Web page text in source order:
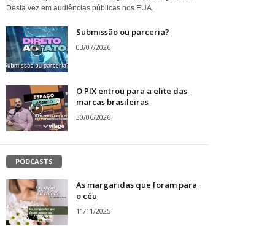
Desta vez em audiências públicas nos EUA.
Submissão ou parceria?
03/07/2026
O PIX entrou para a elite das
marcas brasileiras
30/06/2026
PODCASTS
As margaridas que foram para
o céu
11/11/2025